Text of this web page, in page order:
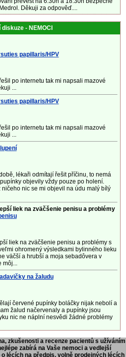
Děkuji za odpověď....
- NEMOCI
papillaris/HPV
po internetu tak mi napsali mazové
...
papillaris/HPV
po internetu tak mi napsali mazové
...
lékaři odmítají řešit příčinu, to nemá
objevily vždy pouze po holení.
nic se mi objevil na údu malý bílý
liek na zväčšenie penisu a problémy
liek na zväčšenie penisu a problémy s
ohromený výsledkami bylinného lieku
väčší a hrubší a moja sebadôvera v
môj...
na žaludu
červené pupínky boláčky nijak nebolí a
žalud načervenaly a pupínky jsou
nic ne náplní nesvědi žádné problémy
zkušenosti a recenze pacientů s užíváním
zabírá na Vaše nemoci a vedlejší
lécích na předpis, volně prodejných lécích